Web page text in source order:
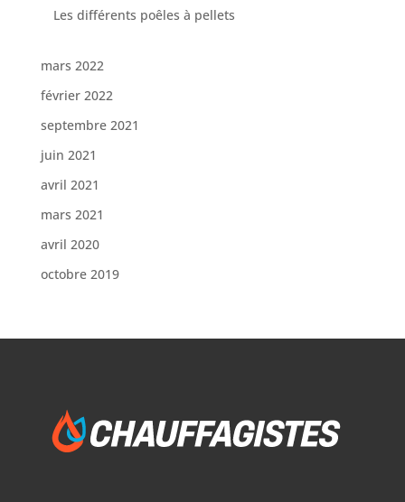
Les différents poêles à pellets
mars 2022
février 2022
septembre 2021
juin 2021
avril 2021
mars 2021
avril 2020
octobre 2019